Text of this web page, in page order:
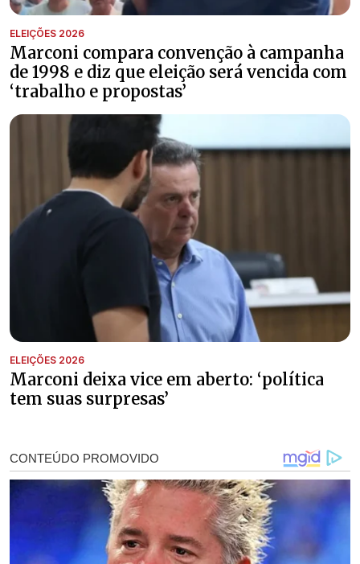
ELEIÇÕES 2026
Marconi compara convenção à campanha
de 1998 e diz que eleição será vencida com
‘trabalho e propostas’
ELEIÇÕES 2026
Marconi deixa vice em aberto: ‘política
tem suas surpresas’